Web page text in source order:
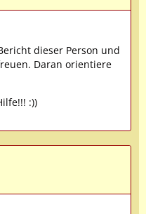
dieser Person und
Daran orientiere
:))